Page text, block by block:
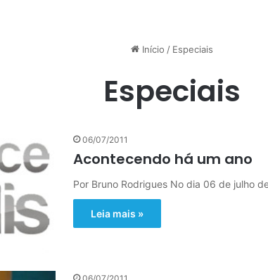
Início / Especiais
Especiais
06/07/2011
Acontecendo há um ano
Por Bruno Rodrigues No dia 06 de julho
Leia mais »